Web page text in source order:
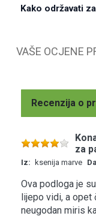
Kako održavati
VAŠE OCJENE
Recenzija o
za
Iz: ksenija marve
Ova podloga je
lijepo vidi, a opet
neugodan miris